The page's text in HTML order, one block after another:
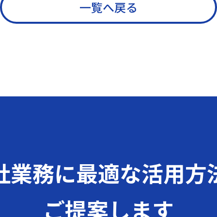
一覧へ戻る
業務に最適な活用方
ご提案します